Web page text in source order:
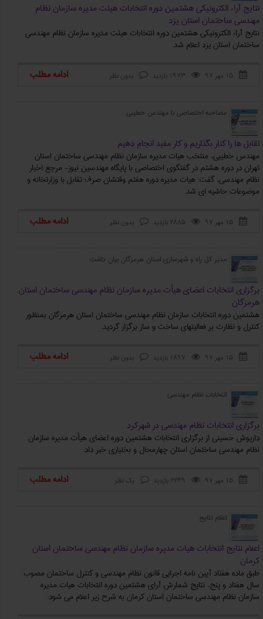
نتایج آراء الکترونیکی هشتمین دوره انتخابات هیئت مدیره سازمان نظام
مهندسی ساختمان استان یزد
نتایج آراء الکترونیکی هشتمین دوره انتخابات هیئت مدیره سازمان نظام مهندسی
ساختمان استان یزد اعلام شد.
 ۱۵ مهر ۹۷  1973 بازدید  بدون نظر ادامه مطلب
مضاحبه اختصاصی با مهندس خطيبي
تقابل ها را کنار بگذاریم و کار مفید انجام دهیم
مهندس خطیبی، منتخب هیات مدیره سازمان نظام مهندسی ساختمان استان
تهران در دوره هشتم در گفتگوي اختصاصي با پایگاه مهندسین نیوز- مرجع اخبار
نظام مهندسی، گفت: هیات مدیره دوره هفتم وقتشان صرف تقابل با وزارتخانه و
موضوعات حاشیه ای شد.
 ۱۵ مهر ۹۷  2885 بازدید  بدون نظر ادامه مطلب
مدير كل راه و شهرسازي استان هرمزگان بیان داشت:
برگزاری انتخابات اعضای هیأت مدیره سازمان نظام مهندسی ساختمان استان
هرمزگان
هشتمین دوره انتخابات سازمان نظام مهندسی ساختمان استان هرمزگان بمنظور
كنترل و نظارت بر فعاليتهاي ساخت و ساز برگزار گردید.
 ۱۵ مهر ۹۷  1897 بازدید  بدون نظر ادامه مطلب
انتخابات نظام مهندسی
برگزاری انتخابات نظام مهندسی در شهرکرد
داریوش حسینی از برگزاری انتخابات هشتمین دوره اعضای هیأت مدیره سازمان
نظام مهندسی ساختمان استان چهارمحال و بختیاری خبر داد.
 ۱۵ مهر ۹۷  2249 بازدید  یک نظر ادامه مطلب
اعلام نتایج
اعلام نتایج انتخابات هیات مدیره سازمان نظام مهندسی ساختمان استان
کرمان
طبق ماده هفتاد آیین نامه اجرایی قانون نظام مهندسی و کنترل ساختمان مصوب
سال هفتاد و پنج، نتایج شمارش آرای هشتمین دوره انتخابات هیات مدیره
سازمان نظام مهندسی ساختمان استان کرمان به شرح زیر اعلام می شود: